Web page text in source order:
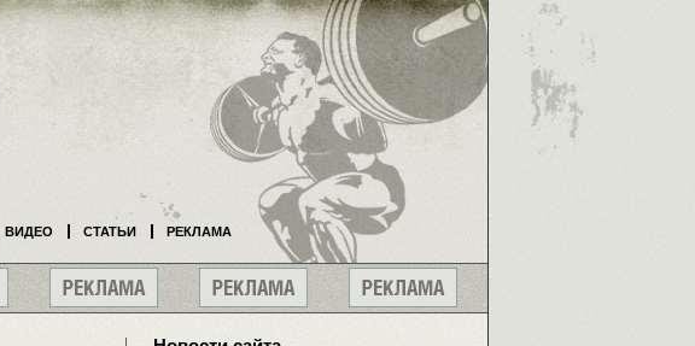
ВИДЕО СТАТЬИ РЕКЛАМА